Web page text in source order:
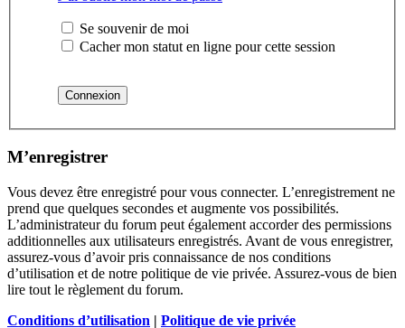
Se souvenir de moi
Cacher mon statut en ligne pour cette session
M’enregistrer
Vous devez être enregistré pour vous connecter. L’enregistrement ne
prend que quelques secondes et augmente vos possibilités.
L’administrateur du forum peut également accorder des permissions
additionnelles aux utilisateurs enregistrés. Avant de vous enregistrer,
assurez-vous d’avoir pris connaissance de nos conditions
d’utilisation et de notre politique de vie privée. Assurez-vous de bien
lire tout le règlement du forum.
Conditions d’utilisation | Politique de vie privée